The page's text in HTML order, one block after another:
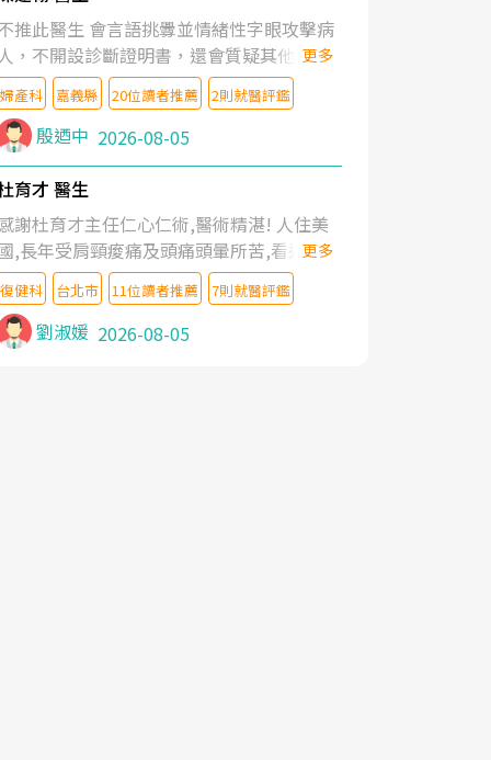
推此醫生 會言語挑釁並情緒性字眼攻擊病
，不開設診斷證明書，還會質疑其他醫生
判斷！
更多
婦產科 嘉義縣 20位讀者推薦 2則就醫評鑑
殷迺中 2026-08-05
育才 醫生
謝杜育才主任仁心仁術,醫術精湛! 人住美
,長年受肩頸痠痛及頭痛頭暈所苦,看遍名醫
授,做了各種檢查,也嘗試過西醫打針,中醫
灸及物理徒手治療都沒有用,後來連吃到嗎
類止痛藥都效果有限,只是壓症狀,沒多久就
起來,多年失眠嚴重影響生活品質. 台灣親
更多
復健科 台北市 11位讀者推薦 7則就醫評鑑
劉淑媛 2026-08-05